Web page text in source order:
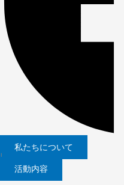
私たちについて
|
活動内容